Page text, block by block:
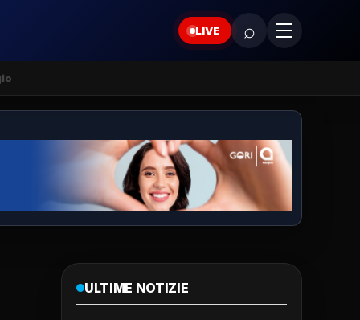
LIVE ⌕
ULTIME NOTIZIE